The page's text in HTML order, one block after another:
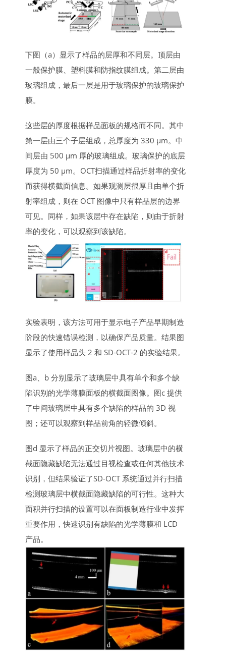
下图（a）显示了样品的层厚和不同层。顶层由
一般保护膜、塑料膜和防指纹膜组成。第二层由
玻璃组成，最后一层是用于玻璃保护的玻璃保护
膜。
这些层的厚度根据样品面板的规格而不同。其中
第一层由三个子层组成，总厚度为 330 μm。中
间层由 500 μm 厚的玻璃组成。玻璃保护的底层
厚度为 50 μm。OCT扫描通过样品折射率的变化
而获得横截面信息。如果观测层很厚且由单个折
射率组成，则在 OCT 图像中只有样品层的边界
可见。同样，如果该层中存在缺陷，则由于折射
率的变化，可以观察到该缺陷。
实验表明，该方法可用于显示电子产品早期制造
阶段的快速错误检测，以确保产品质量。结果图
显示了使用样品头 2 和 SD-OCT-2 的实验结果。
图a、b 分别显示了玻璃层中具有单个和多个缺
陷识别的光学薄膜面板的横截面图像。图c 提供
了中间玻璃层中具有多个缺陷的样品的 3D 视
图；还可以观察到样品前角的轻微倾斜。
图d 显示了样品的正交切片视图。玻璃层中的横
截面隐藏缺陷无法通过目视检查或任何其他技术
识别，但结果验证了SD-OCT 系统通过并行扫描
检测玻璃层中横截面隐藏缺陷的可行性。这种大
面积并行扫描的设置可以在面板制造行业中发挥
重要作用，快速识别有缺陷的光学薄膜和 LCD
产品。